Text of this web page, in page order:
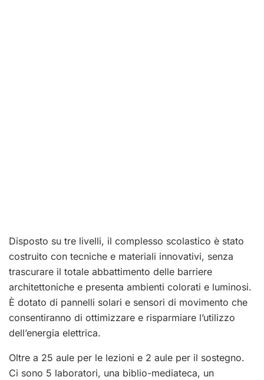
Disposto su tre livelli, il complesso scolastico è stato
costruito con tecniche e materiali innovativi, senza
trascurare il totale abbattimento delle barriere
architettoniche e presenta ambienti colorati e luminosi.
È dotato di pannelli solari e sensori di movimento che
consentiranno di ottimizzare e risparmiare l’utilizzo
dell’energia elettrica.
Oltre a 25 aule per le lezioni e 2 aule per il sostegno.
Ci sono 5 laboratori, una biblio-mediateca, un